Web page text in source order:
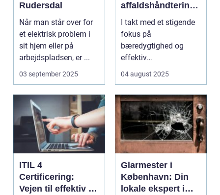
Rudersdal
Når man står over for
et elektrisk problem i
sit hjem eller på
arbejdspladsen, er ...
03 september 2025
affaldshåndtering
og
ressourcegenanve
ndelse
I takt med et stigende
fokus på
bæredygtighed og
effektiv
ressourceudnyttelse
bliver spe...
04 august 2025
ITIL 4
Certificering:
Vejen til effektiv IT-
Glarmester i
København: Din
lokale ekspert i